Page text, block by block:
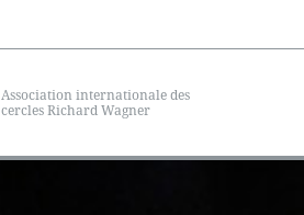
Association internationale des
cercles Richard Wagner